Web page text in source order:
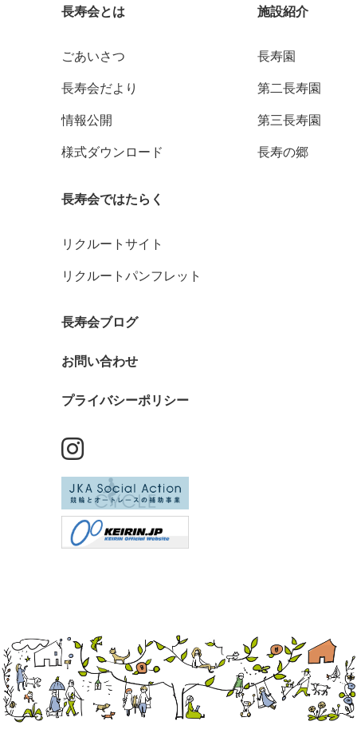
長寿会とは
ごあいさつ
長寿会だより
情報公開
様式ダウンロード
施設紹介
長寿園
第二長寿園
第三長寿園
長寿の郷
長寿会ではたらく
リクルートサイト
リクルートパンフレット
長寿会ブログ
お問い合わせ
プライバシーポリシー